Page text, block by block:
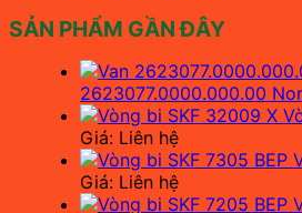
SẢN PHẨM GẦN ĐÂY
2623077.0000.000.00
Giá: Liên hệ
Giá: Liên hệ